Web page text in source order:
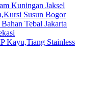
Kuningan Jaksel
Susun Bogor
Tebal Jakarta
Kayu,Tiang Stainless